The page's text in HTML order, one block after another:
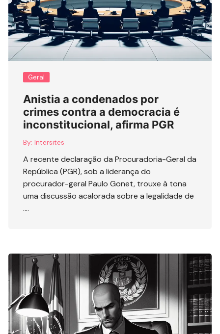
Geral
Anistia a condenados por
crimes contra a democracia é
inconstitucional, afirma PGR
By: Intersites
A recente declaração da Procuradoria-Geral da
República (PGR), sob a liderança do
procurador-geral Paulo Gonet, trouxe à tona
uma discussão acalorada sobre a legalidade de
….